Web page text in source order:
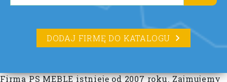
DODAJ FIRMĘ DO KATALOGU
Firma PS MEBLE istnieję od 2007 roku. Zajmujemy